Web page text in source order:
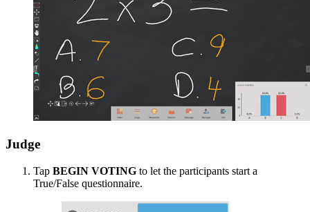
Judge
Tap BEGIN VOTING to let the participants start a
True/False questionnaire.